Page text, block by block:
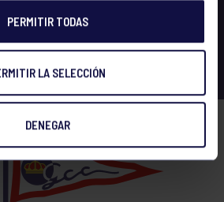
PERMITIR TODAS
LA SELECCIÓN
DENEGAR